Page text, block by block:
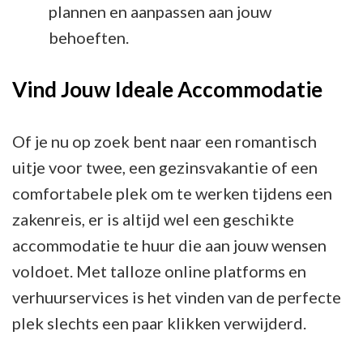
plannen en aanpassen aan jouw
behoeften.
Vind Jouw Ideale Accommodatie
Of je nu op zoek bent naar een romantisch
uitje voor twee, een gezinsvakantie of een
comfortabele plek om te werken tijdens een
zakenreis, er is altijd wel een geschikte
accommodatie te huur die aan jouw wensen
voldoet. Met talloze online platforms en
verhuurservices is het vinden van de perfecte
plek slechts een paar klikken verwijderd.